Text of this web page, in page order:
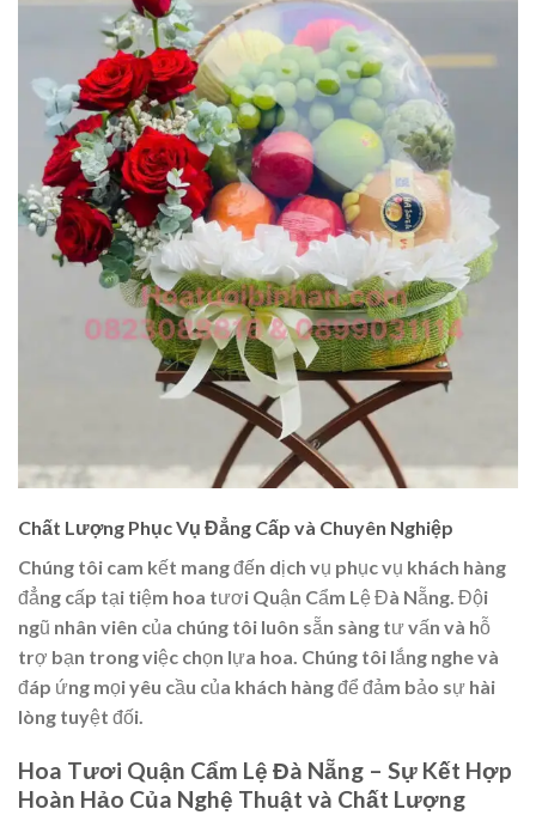
Chất Lượng Phục Vụ Đẳng Cấp và Chuyên Nghiệp
Chúng tôi cam kết mang đến dịch vụ phục vụ khách hàng
đẳng cấp tại tiệm hoa tươi Quận Cẩm Lệ Đà Nẵng. Đội
ngũ nhân viên của chúng tôi luôn sẵn sàng tư vấn và hỗ
trợ bạn trong việc chọn lựa hoa. Chúng tôi lắng nghe và
đáp ứng mọi yêu cầu của khách hàng để đảm bảo sự hài
lòng tuyệt đối.
Hoa Tươi Quận Cẩm Lệ Đà Nẵng – Sự Kết Hợp
Hoàn Hảo Của Nghệ Thuật và Chất Lượng